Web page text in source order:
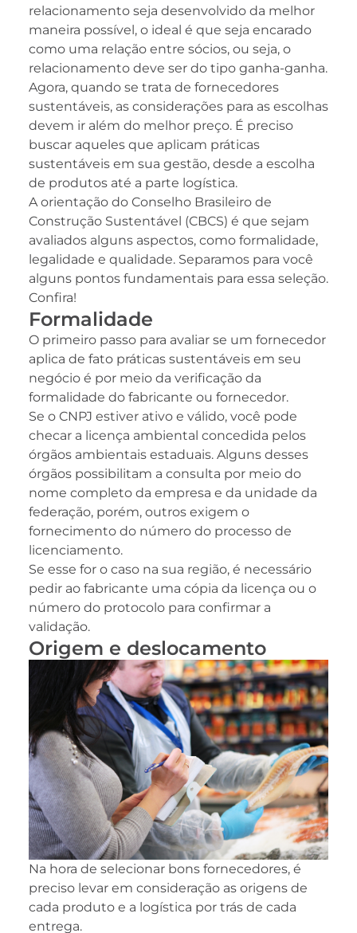
relacionamento seja desenvolvido da melhor
maneira possível, o ideal é que seja encarado
como uma relação entre sócios, ou seja, o
relacionamento deve ser do tipo ganha-ganha.
Agora, quando se trata de fornecedores
sustentáveis, as considerações para as escolhas
devem ir além do melhor preço. É preciso
buscar aqueles que aplicam práticas
sustentáveis em sua gestão, desde a escolha
de produtos até a parte logística.
A orientação do Conselho Brasileiro de
Construção Sustentável (CBCS) é que sejam
avaliados alguns aspectos, como formalidade,
legalidade e qualidade. Separamos para você
alguns pontos fundamentais para essa seleção.
Confira!
Formalidade
O primeiro passo para avaliar se um fornecedor
aplica de fato práticas sustentáveis em seu
negócio é por meio da verificação da
formalidade do fabricante ou fornecedor.
Se o CNPJ estiver ativo e válido, você pode
checar a licença ambiental concedida pelos
órgãos ambientais estaduais. Alguns desses
órgãos possibilitam a consulta por meio do
nome completo da empresa e da unidade da
federação, porém, outros exigem o
fornecimento do número do processo de
licenciamento.
Se esse for o caso na sua região, é necessário
pedir ao fabricante uma cópia da licença ou o
número do protocolo para confirmar a
validação.
Origem e deslocamento
Na hora de selecionar bons fornecedores, é
preciso levar em consideração as origens de
cada produto e a logística por trás de cada
entrega.